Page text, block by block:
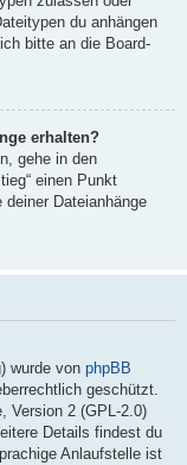
du anhängen
bitte an die Board-
erhalten?
gehe in den
einen Punkt
deiner Dateianhänge
wurde von phpBB
geschützt.
Version 2 (GPL-2.0)
Details findest du
Anlaufstelle ist